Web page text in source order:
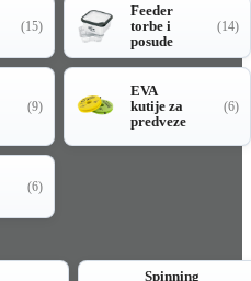
(15)
Feeder
torbe i
posude
(14)
(9)
EVA
kutije za
predveze
(6)
(6)
Spinning